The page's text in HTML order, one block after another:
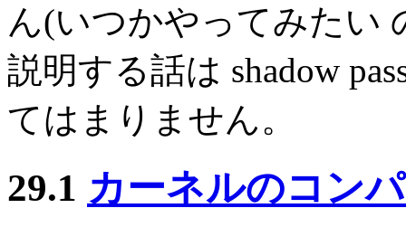
ん(いつかやってみたい
説明する話は shadow
てはまりません。
29.1 カーネルのコン